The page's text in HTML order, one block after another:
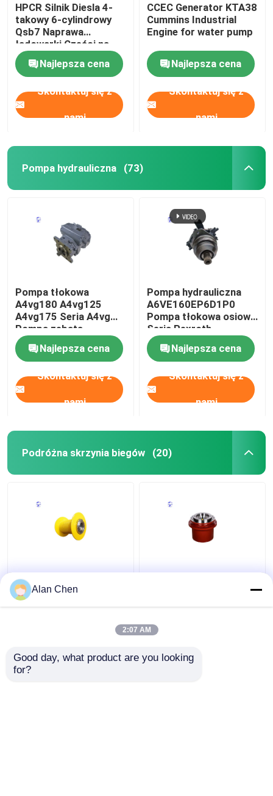
HPCR Silnik Diesla 4-
takowy 6-cylindrowy
Qsb7 Naprawa
ładowarki Części na
magazynie
Najlepsza cena
Skontaktuj się z
nami
CCEC Generator KTA38
Cummins Industrial
Engine for water pump
Najlepsza cena
Skontaktuj się z
nami
Pompa hydrauliczna (73)
Pompa tłokowa
A4vg180 A4vg125
A4vg175 Seria A4vg
Pompa zębata
hydrauliczna
Najlepsza cena
Skontaktuj się z
nami
Pompa hydrauliczna
A6VE160EP6D1P0
Pompa tłokowa osiowa
Seria Rexroth
A6VE160
Najlepsza cena
Skontaktuj się z
nami
Podróżna skrzynia biegów (20)
Efektywny mechanizm
podnoszenia
reduktorów
Skontaktuj się z
Mechanizm
dla ciężkich maszyn
przemysłowych
Skontaktuj się z
Alan Chen
2:07 AM
Good day, what product are you looking
for?